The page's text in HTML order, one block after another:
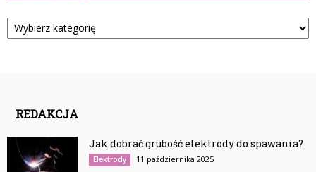
Kategorie
REDAKCJA
Jak dobrać grubość elektrody do spawania?
Elektrody 11 października 2025